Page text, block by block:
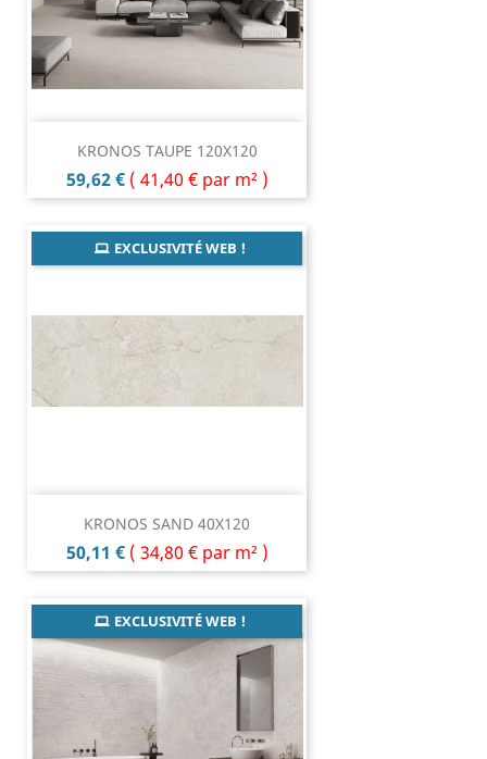
KRONOS TAUPE 120X120
Prix
59,62 € ( 41,40 € par m² )
KRONOS SAND 40X120
Prix
50,11 € ( 34,80 € par m² )
EXCLUSIVITÉ WEB !
EXCLUSIVITÉ WEB !